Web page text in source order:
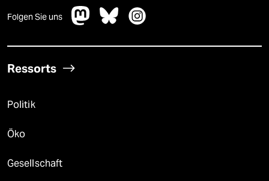
Folgen Sie uns
Ressorts
Politik
Öko
Gesellschaft